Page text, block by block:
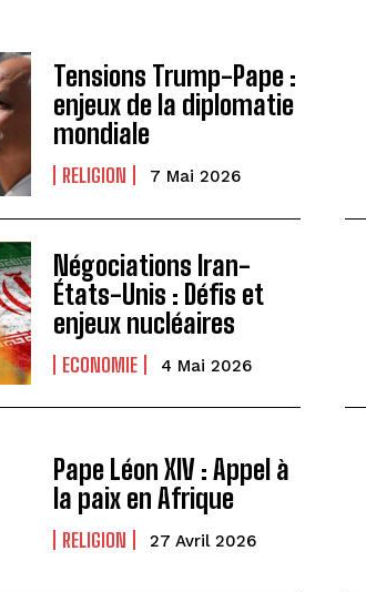
Tensions Trump-Pape :
enjeux de la diplomatie
mondiale
RELIGION 7 Mai 2026
Négociations Iran-
États-Unis : Défis et
enjeux nucléaires
ECONOMIE 4 Mai 2026
Pape Léon XIV : Appel à
la paix en Afrique
RELIGION 27 Avril 2026